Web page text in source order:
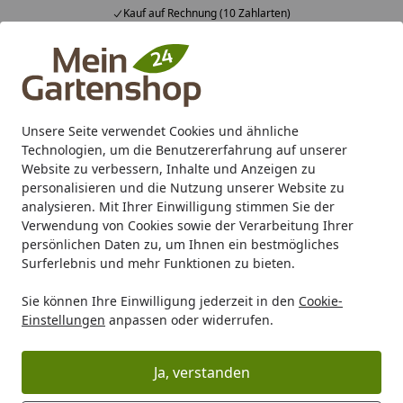
Unsere Seite verwendet Cookies und ähnliche
Technologien, um die Benutzererfahrung auf unserer
Website zu verbessern, Inhalte und Anzeigen zu
personalisieren und die Nutzung unserer Website zu
analysieren. Mit Ihrer Einwilligung stimmen Sie der
Verwendung von Cookies sowie der Verarbeitung Ihrer
persönlichen Daten zu, um Ihnen ein bestmögliches
Surferlebnis und mehr Funktionen zu bieten.
Sie können Ihre Einwilligung jederzeit in den Cookie-
Einstellungen anpassen oder widerrufen.
Ja, verstanden
Kauf auf Rechnung (10 Zahlarten)
Alle Produkte
Mein Konto
Suchen
Karibu Pools inkl. gratis Sandfilteranlage & Pool-
Starterset (Gesamtwert bis 468,99€)
Startseite
Heissner SMARTLINE Druckfilter, 7W UVC, mit Pumpe
7W UVC, mit Pumpe (HLF4000-00)
bis 2020